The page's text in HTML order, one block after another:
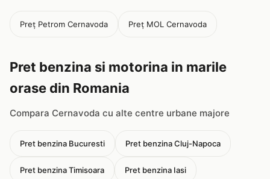
Preț Petrom Cernavoda Preț MOL Cernavoda
Pret benzina si motorina in marile
orase din Romania
Compara Cernavoda cu alte centre urbane majore
Pret benzina Bucuresti Pret benzina Cluj-Napoca
Pret benzina Timisoara Pret benzina Iasi